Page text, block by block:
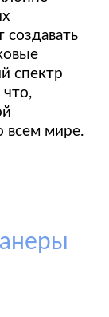
создавать
спектр
что,
всем мире.